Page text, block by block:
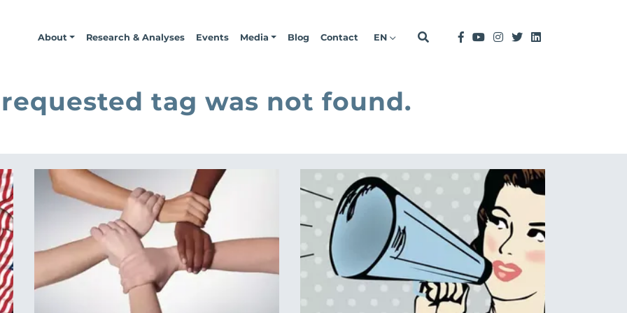
About Research & Analyses Events Media Blog Contact EN
tag was not found.